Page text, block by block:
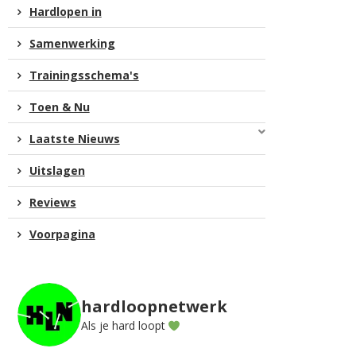
Hardlopen in
Samenwerking
Trainingsschema's
Toen & Nu
Laatste Nieuws
Uitslagen
Reviews
Voorpagina
hardloopnetwerk
Als je hard loopt